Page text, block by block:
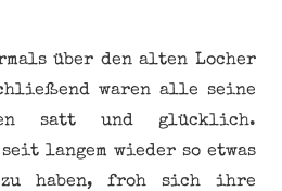
über den alten Locher
waren alle seine
satt und glücklich.
langem wieder so etwas
zu haben, froh sich ihre